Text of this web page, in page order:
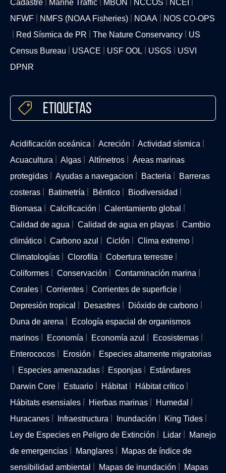
Cadastre Marine Traffic MBON NCCOS
NCEI
NFWF
NMFS (NOAA Fisheries) NOAA
NOS CO-OPS
Red Sísmica de PR
The Nature Conservancy
US
Census Bureau
USACE USF OOL USGS
USVI
DPNR
Etiquetas
Acidificación oceánica Acreción
Actividad sísmica
Acuacultura
Algas Altímetros
Áreas marinas
protegidas
Ayudas a navegacion Bacteria
Barreras
costeras
Batimetría Béntico
Biodiversidad
Biomasa
Calcificación
Calentamiento global
Calidad de agua
Calidad de agua en playas
Cambio
climático
Carbono azul Ciclón
Clima extremo
Climatologías
Clorofila
Cobertura terrestre
Coliformes
Conservación
Contaminación marina
Corales
Corrientes
Corrientes de superficie
Depresión tropical
Desastres
Dióxido de carbono
Duna de arena
Ecología espacial de organismos
marinos
Economía Economía azul
Ecosistemas
Enterococos
Erosión
Especies altamente migratorias
Especies amenazadas
Esponjas
Estándares
Darwin Core
Estuario Hábitat
Hábitat crítico
Hábitats esensiales
Hierbas marinas
Humedal
Huracanes
Infraestructura Inundación
King Tides
Ley de Especies en Peligro de Extinción
Lidar
Manejo
de emergencias
Manglares
Mapas de índice de
sensibilidad ambiental
Mapas de inundación
Mapas